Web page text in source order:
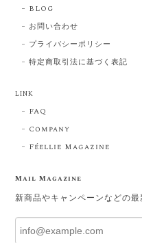
BLOG
お問い合わせ
プライバシーポリシー
特定商取引法に基づく表記
LINK
FAQ
Company
Féellie Magazine
Mail Magazine
新商品やキャンペーンなどの最